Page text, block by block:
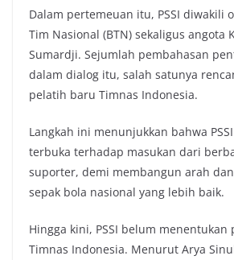
Dalam pertemeuan itu, PSSI diwakili
Tim Nasional (BTN) sekaligus angota
Sumardji. Sejumlah pembahasan
dalam dialog itu, salah satunya
pelatih baru Timnas Indonesia.
Langkah ini menunjukkan bahwa
terbuka terhadap masukan dari
suporter, demi membangun arah
sepak bola nasional yang lebih baik.
Hingga kini, PSSI belum
Timnas Indonesia. Menurut Arya